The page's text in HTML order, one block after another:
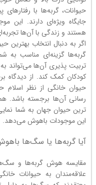
حیوانات، گربه‌ها با
جایگاه ویژه‌ای دارند. این
هستند و زندگی با آن‌ها
اگر به دنبال انتخاب بهترین
گربه‌ها گزینه‌ای مناسب به
تربیت پذیری آن‌ها می‌تواند
کودکان کمک کند. از دیدگاه
حیوان خانگی از نظر اسلام
رسانی آن‌ها برجسته
ترین حیوان جهان به شما
این موجودات باهوش می‌دهد.
آیا گربه‌ها یا سگ‌ها
مقایسه هوش گربه‌ها و
علاقه‌مندان به حیوانات